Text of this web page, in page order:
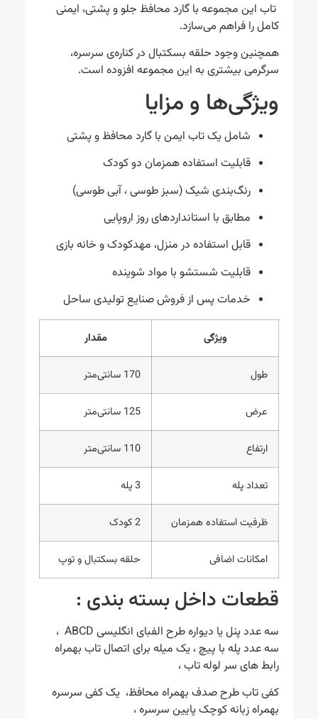
تاب این مجموعه با گارد محافظ جلو و پشتی، ایمنی
کامل را فراهم می‌سازد.
همچنین وجود حلقه بسکتبال در کناره‌ی سرسره،
سرگرمی بیشتری به این مجموعه افزوده است.
ویژگی‌ها و مزایا
شامل یک تاب ایمن با گارد محافظ و پشتی
قابلیت استفاده همزمان دو کودک
رنگ‌بندی شیک (سبز طوسی ، آبی طوسی)
مطابق با استانداردهای روز اروپایی
قابل استفاده در منزل، مهدکودک و خانه بازی
قابلیت شستشو با مواد شوینده
خدمات پس از فروش صنایع تولیدی ساحل
ظرفیت استفاده همزمان 2 کودک
امکانات اضافی حلقه بسکتبال و توپ
قطعات داخل بسته بندی :
سه عدد پنل یا دیواره طرح الفبای انگلیسی ABCD ،
سه عدد پله با پیچ ، یک میله برای اتصال تاب بهمراه
رابط های سر لوله تاب ،
کفی تاب طرح صدف بهمراه محافظ، یک کفی سرسره
بهمراه زبانه کوچک پایین سرسره ،